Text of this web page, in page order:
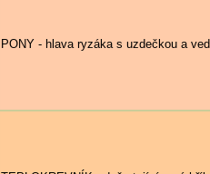
PONY - hlava ryzáka s uzdečkou a